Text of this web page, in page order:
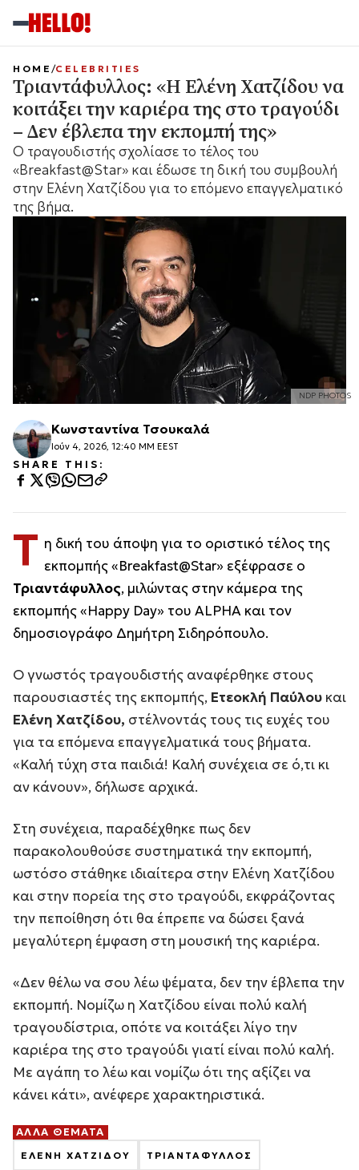
NDP PHOTOS
HOME CELEBRITIES
Τριαντάφυλλος: «Η Ελένη Χατζίδου να
κοιτάξει την καριέρα της στο τραγούδι
– Δεν έβλεπα την εκπομπή της»
Ο τραγουδιστής σχολίασε το τέλος του
«Breakfast@Star» και έδωσε τη δική του συμβουλή
στην Ελένη Χατζίδου για το επόμενο επαγγελματικό
της βήμα.
Κωνσταντίνα Τσουκαλά
Ιούν 4, 2026, 12:40 ΜΜ EEST
SHARE THIS:
Τ η δική του άποψη για το οριστικό τέλος της
εκπομπής «Breakfast@Star» εξέφρασε ο
Τριαντάφυλλος, μιλώντας στην κάμερα της
εκπομπής «Happy Day» του ALPHA και τον
δημοσιογράφο Δημήτρη Σιδηρόπουλο.
Ο γνωστός τραγουδιστής αναφέρθηκε στους
παρουσιαστές της εκπομπής, Ετεοκλή Παύλου και
Ελένη Χατζίδου, στέλνοντάς τους τις ευχές του
για τα επόμενα επαγγελματικά τους βήματα.
«Καλή τύχη στα παιδιά! Καλή συνέχεια σε ό,τι κι
αν κάνουν», δήλωσε αρχικά.
Στη συνέχεια, παραδέχθηκε πως δεν
παρακολουθούσε συστηματικά την εκπομπή,
ωστόσο στάθηκε ιδιαίτερα στην Ελένη Χατζίδου
και στην πορεία της στο τραγούδι, εκφράζοντας
την πεποίθηση ότι θα έπρεπε να δώσει ξανά
μεγαλύτερη έμφαση στη μουσική της καριέρα.
«Δεν θέλω να σου λέω ψέματα, δεν την έβλεπα την
εκπομπή. Νομίζω η Χατζίδου είναι πολύ καλή
τραγουδίστρια, οπότε να κοιτάξει λίγο την
καριέρα της στο τραγούδι γιατί είναι πολύ καλή.
Με αγάπη το λέω και νομίζω ότι της αξίζει να
κάνει κάτι», ανέφερε χαρακτηριστικά.
ΑΛΛΑ ΘΕΜΑΤΑ
ΕΛΕΝΗ ΧΑΤΖΙΔΟΥ ΤΡΙΑΝΤΑΦΥΛΛΟΣ